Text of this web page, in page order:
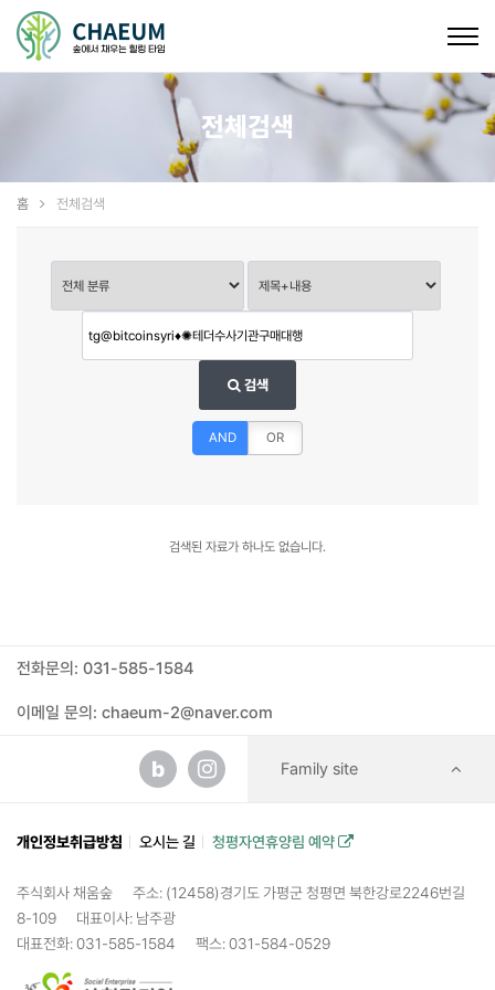
전체검색
홈 전체검색
검색
AND OR
검색된 자료가 하나도 없습니다.
전화문의: 031-585-1584
이메일 문의: chaeum-2@naver.com
b Family site
개인정보취급방침 오시는 길 청평자연휴양림 예약
주식회사 채움숲
주소: (12458)경기도 가평군 청평면 북한강로2246번길
8-109
대표이사: 남주광
대표전화: 031-585-1584
팩스: 031-584-0529